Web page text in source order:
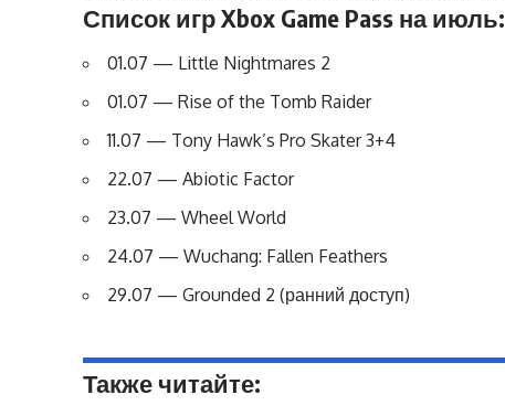
Список игр Xbox Game Pass на июль:
01.07 — Little Nightmares 2
01.07 — Rise of the Tomb Raider
11.07 — Tony Hawk’s Pro Skater 3+4
22.07 — Abiotic Factor
23.07 — Wheel World
24.07 — Wuchang: Fallen Feathers
29.07 — Grounded 2 (ранний доступ)
Также читайте: